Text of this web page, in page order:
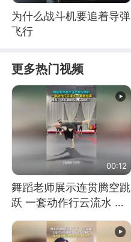
为什么战斗机要追着导弹
飞行
更多热门视频
00:12
舞蹈老师展示连贯腾空跳
跃 一套动作行云流水 节
到又舞又武的？